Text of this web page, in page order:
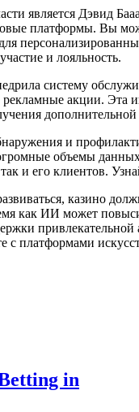
является Дэвид
платформы. Вы
и лояльность.
систему
акции. Эта
и
объемы
и его клиентов.
казино
как ИИ может
с платформами
in